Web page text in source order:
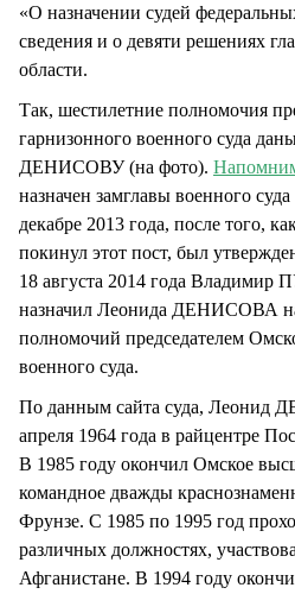
«О назначении судей
сведения и о девяти решениях
области.
Так, шестилетние полномочия
гарнизонного военного суда
ДЕНИСОВУ (на фото).
назначен замглавы военного
декабре 2013 года, после того,
покинул этот пост, был
18 августа 2014 года Владимир
назначил Леонида ДЕНИСОВА
полномочий председателем
военного суда.
По данным сайта суда, Леонид
апреля 1964 года в райцентре
В 1985 году окончил Омское
командное дважды
Фрунзе. С 1985 по 1995 год
различных должностях,
Афганистане. В 1994 году